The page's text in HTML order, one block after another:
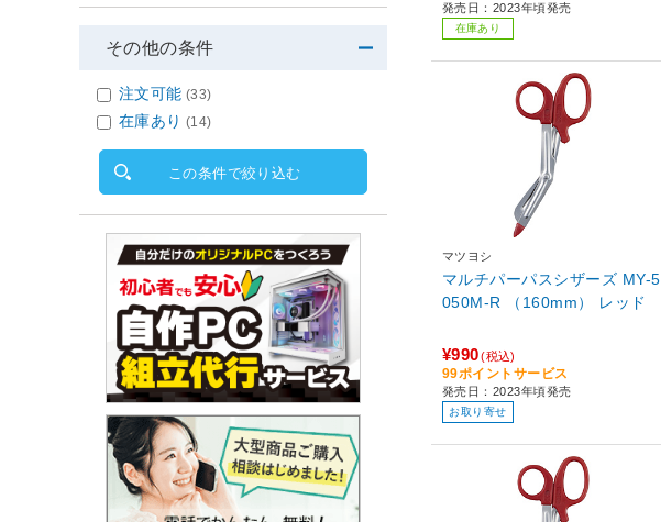
発売日：2023年頃発売
在庫あり
マツヨシ
マルチパーパスシザーズ MY-5
050M-R （160mm） レッド
¥990 (税込)
99ポイントサービス
発売日：2023年頃発売
お取り寄せ
その他の条件
注文可能 (33)
在庫あり (14)
この条件で絞り込む